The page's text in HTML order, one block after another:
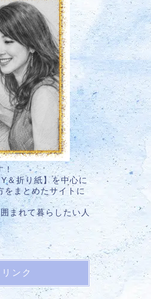
！
＆折り紙】を中心に
をまとめたサイトに
まれて暮らしたい人
ンク